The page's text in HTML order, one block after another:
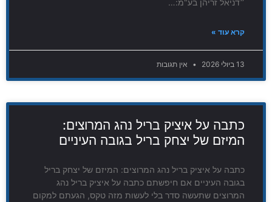
״דניאל זריהן בע"מ:…
קרא עוד »
13 ביולי 2026 אין תגובות
כתבה על איציק בריל נהג המרוצים:
המיזם של יצחק בריל בגובה העיניים
כתבה על איציק בריל נהג המרוצים: המיזם של יצחק בריל
בגובה העיניים אם חיפשתם כתבה על איציק בריל נהג
המרוצים שתעשה סדר בלי לעשות מזה טקס, הגעתם למקום